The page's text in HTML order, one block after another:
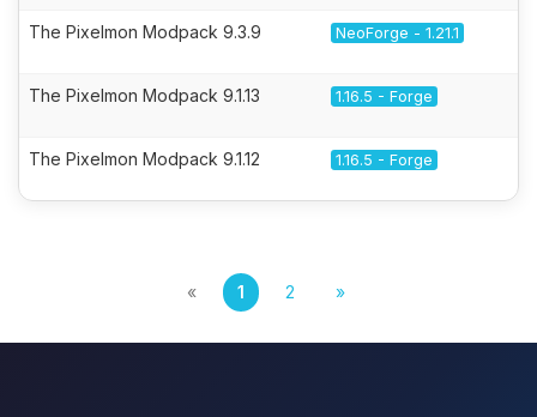
The Pixelmon Modpack 9.3.9 NeoForge - 1.21.1
The Pixelmon Modpack 9.1.13 1.16.5 - Forge
The Pixelmon Modpack 9.1.12 1.16.5 - Forge
« 1 2 »